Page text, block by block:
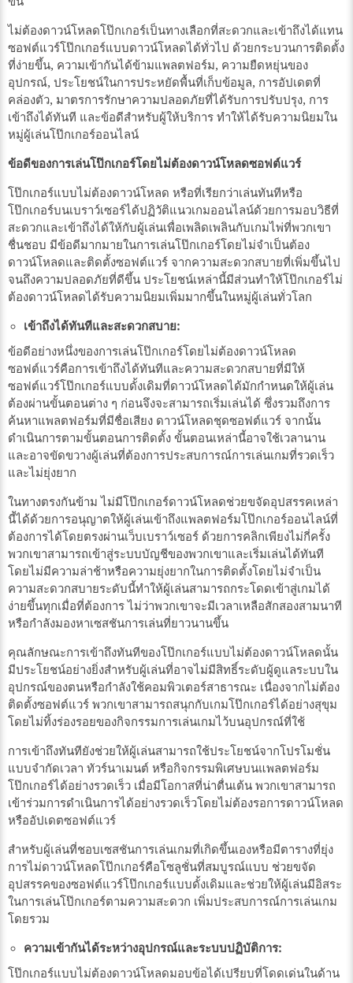
ไม่ต้องดาวน์โหลดโป๊กเกอร์เป็นทางเลือกที่สะดวกและเข้าถึงได้แทน
ซอฟต์แวร์โป๊กเกอร์แบบดาวน์โหลดได้ทั่วไป ด้วยกระบวนการติดตั้ง
ที่ง่ายขึ้น, ความเข้ากันได้ข้ามแพลตฟอร์ม, ความยืดหยุ่นของ
อุปกรณ์, ประโยชน์ในการประหยัดพื้นที่เก็บข้อมูล, การอัปเดตที่
คล่องตัว, มาตรการรักษาความปลอดภัยที่ได้รับการปรับปรุง, การ
เข้าถึงได้ทันที และข้อดีสำหรับผู้ให้บริการ ทำให้ได้รับความนิยมใน
หมู่ผู้เล่นโป๊กเกอร์ออนไลน์
ข้อดีของการเล่นโป๊กเกอร์โดยไม่ต้องดาวน์โหลดซอฟต์แวร์
โป๊กเกอร์แบบไม่ต้องดาวน์โหลด หรือที่เรียกว่าเล่นทันทีหรือ
โป๊กเกอร์บนเบราว์เซอร์ได้ปฏิวัติแนวเกมออนไลน์ด้วยการมอบวิธีที่
สะดวกและเข้าถึงได้ให้กับผู้เล่นเพื่อเพลิดเพลินกับเกมไพ่ที่พวกเขา
ชื่นชอบ มีข้อดีมากมายในการเล่นโป๊กเกอร์โดยไม่จำเป็นต้อง
ดาวน์โหลดและติดตั้งซอฟต์แวร์ จากความสะดวกสบายที่เพิ่มขึ้นไป
จนถึงความปลอดภัยที่ดีขึ้น ประโยชน์เหล่านี้มีส่วนทำให้โป๊กเกอร์ไม่
ต้องดาวน์โหลดได้รับความนิยมเพิ่มมากขึ้นในหมู่ผู้เล่นทั่วโลก
เข้าถึงได้ทันทีและสะดวกสบาย:
ข้อดีอย่างหนึ่งของการเล่นโป๊กเกอร์โดยไม่ต้องดาวน์โหลด
ซอฟต์แวร์คือการเข้าถึงได้ทันทีและความสะดวกสบายที่มีให้
ซอฟต์แวร์โป๊กเกอร์แบบดั้งเดิมที่ดาวน์โหลดได้มักกำหนดให้ผู้เล่น
ต้องผ่านขั้นตอนต่าง ๆ ก่อนจึงจะสามารถเริ่มเล่นได้ ซึ่งรวมถึงการ
ค้นหาแพลตฟอร์มที่มีชื่อเสียง ดาวน์โหลดชุดซอฟต์แวร์ จากนั้น
ดำเนินการตามขั้นตอนการติดตั้ง ขั้นตอนเหล่านี้อาจใช้เวลานาน
และอาจขัดขวางผู้เล่นที่ต้องการประสบการณ์การเล่นเกมที่รวดเร็ว
และไม่ยุ่งยาก
ในทางตรงกันข้าม ไม่มีโป๊กเกอร์ดาวน์โหลดช่วยขจัดอุปสรรคเหล่า
นี้ได้ด้วยการอนุญาตให้ผู้เล่นเข้าถึงแพลตฟอร์มโป๊กเกอร์ออนไลน์ที่
ต้องการได้โดยตรงผ่านเว็บเบราว์เซอร์ ด้วยการคลิกเพียงไม่กี่ครั้ง
พวกเขาสามารถเข้าสู่ระบบบัญชีของพวกเขาและเริ่มเล่นได้ทันที
โดยไม่มีความล่าช้าหรือความยุ่งยากในการติดตั้งโดยไม่จำเป็น
ความสะดวกสบายระดับนี้ทำให้ผู้เล่นสามารถกระโดดเข้าสู่เกมได้
ง่ายขึ้นทุกเมื่อที่ต้องการ ไม่ว่าพวกเขาจะมีเวลาเหลือสักสองสามนาที
หรือกำลังมองหาเซสชันการเล่นที่ยาวนานขึ้น
คุณลักษณะการเข้าถึงทันทีของโป๊กเกอร์แบบไม่ต้องดาวน์โหลดนั้น
มีประโยชน์อย่างยิ่งสำหรับผู้เล่นที่อาจไม่มีสิทธิ์ระดับผู้ดูแลระบบใน
อุปกรณ์ของตนหรือกำลังใช้คอมพิวเตอร์สาธารณะ เนื่องจากไม่ต้อง
ติดตั้งซอฟต์แวร์ พวกเขาสามารถสนุกกับเกมโป๊กเกอร์ได้อย่างสุขุม
โดยไม่ทิ้งร่องรอยของกิจกรรมการเล่นเกมไว้บนอุปกรณ์ที่ใช้
การเข้าถึงทันทียังช่วยให้ผู้เล่นสามารถใช้ประโยชน์จากโปรโมชั่น
แบบจำกัดเวลา ทัวร์นาเมนต์ หรือกิจกรรมพิเศษบนแพลตฟอร์ม
โป๊กเกอร์ได้อย่างรวดเร็ว เมื่อมีโอกาสที่น่าตื่นเต้น พวกเขาสามารถ
เข้าร่วมการดำเนินการได้อย่างรวดเร็วโดยไม่ต้องรอการดาวน์โหลด
หรืออัปเดตซอฟต์แวร์
สำหรับผู้เล่นที่ชอบเซสชันการเล่นเกมที่เกิดขึ้นเองหรือมีตารางที่ยุ่ง
การไม่ดาวน์โหลดโป๊กเกอร์คือโซลูชั่นที่สมบูรณ์แบบ ช่วยขจัด
อุปสรรคของซอฟต์แวร์โป๊กเกอร์แบบดั้งเดิมและช่วยให้ผู้เล่นมีอิสระ
ในการเล่นโป๊กเกอร์ตามความสะดวก เพิ่มประสบการณ์การเล่นเกม
โดยรวม
ความเข้ากันได้ระหว่างอุปกรณ์และระบบปฏิบัติการ:
โป๊กเกอร์แบบไม่ต้องดาวน์โหลดมอบข้อได้เปรียบที่โดดเด่นในด้าน